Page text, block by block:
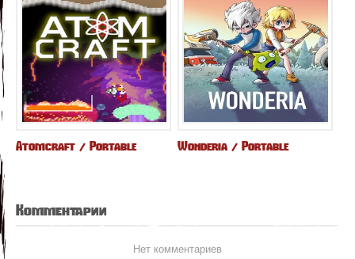
Atomcraft / Portable Wonderia / Portable
Комментарии
Нет комментариев